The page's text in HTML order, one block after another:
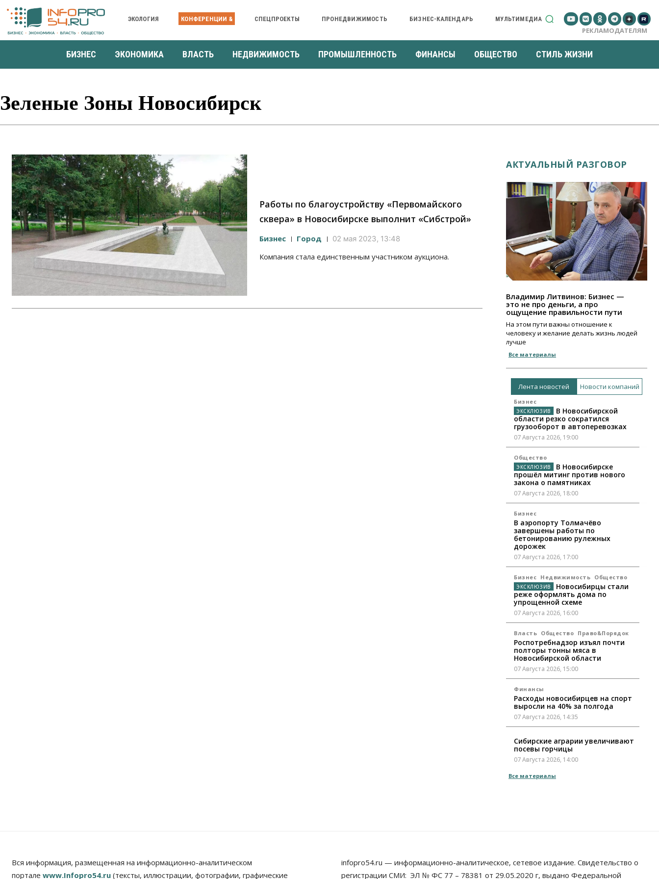
ЭКОЛОГИЯ КОНФЕРЕНЦИИ & СПЕЦПРОЕКТЫ ПРОНЕДВИЖИМОСТЬ БИЗНЕС-КАЛЕНДАРЬ МУЛЬТИМЕДИА
РЕКЛАМОДАТЕЛЯМ
БИЗНЕС ЭКОНОМИКА ВЛАСТЬ НЕДВИЖИМОСТЬ ПРОМЫШЛЕННОСТЬ ФИНАНСЫ ОБЩЕСТВО СТИЛЬ ЖИЗНИ
Зеленые Зоны Новосибирск
Работы по благоустройству «Первомайского
сквера» в Новосибирске выполнит «Сибстрой»
Бизнес Город 02 мая 2023, 13:48
Компания стала единственным участником аукциона.
АКТУАЛЬНЫЙ РАЗГОВОР
Владимир Литвинов: Бизнес —
это не про деньги, а про
ощущение правильности пути
На этом пути важны отношение к
человеку и желание делать жизнь людей
лучше
Все материалы
Лента новостей Новости компаний
Бизнес
В Новосибирской
области резко сократился
грузооборот в автоперевозках
07 Августа 2026, 19:00
Общество
В Новосибирске
прошёл митинг против нового
закона о памятниках
07 Августа 2026, 18:00
Бизнес
В аэропорту Толмачёво
завершены работы по
бетонированию рулежных
дорожек
07 Августа 2026, 17:00
Бизнес Недвижимость Общество
Новосибирцы стали
реже оформлять дома по
упрощенной схеме
07 Августа 2026, 16:00
Власть Общество Право&Порядок
Роспотребнадзор изъял почти
полторы тонны мяса в
Новосибирской области
07 Августа 2026, 15:00
Финансы
Расходы новосибирцев на спорт
выросли на 40% за полгода
07 Августа 2026, 14:35
Сибирские аграрии увеличивают
посевы горчицы
07 Августа 2026, 14:00
Власть
«поставили машины на прикол»
07 Августа 2026, 13:00
Все материалы
Вся информация, размещенная на информационно-аналитическом
портале www.Infopro54.ru (тексты, иллюстрации, фотографии, графические
infopro54.ru — информационно-аналитическое, сетевое издание. Свидетельство о
регистрации СМИ: ЭЛ № ФС 77 – 78381 от 29.05.2020 г, выдано Федеральной